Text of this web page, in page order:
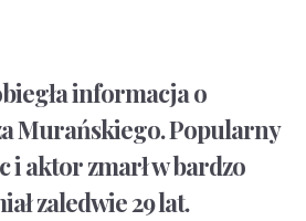
informacja o
Murańskiego. Popularny
i aktor zmarł w bardzo
zaledwie 29 lat.